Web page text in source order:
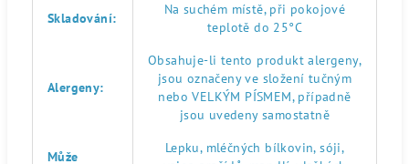
Skladování:
Na suchém místě, při pokojové
teplotě do 25°C
Alergeny:
Obsahuje-li tento produkt alergeny,
jsou označeny ve složení tučným
nebo VELKÝM PÍSMEM, případně
jsou uvedeny samostatně
Může
Lepku, mléčných bílkovin, sóji,